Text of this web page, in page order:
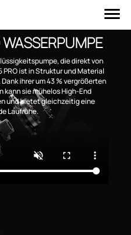
die direkt von
ist in Struktur und Material
ihrer um 43 % vergrößerten
kann sie mühelos High-End
und bietet gleichzeitig eine
Laufruhe.